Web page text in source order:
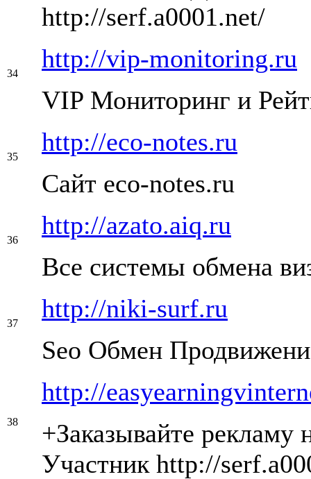
http://serf.a0001.net/
34
http://vip-monitoring.ru
VIP Мониторинг и
35
http://eco-notes.ru
Сайт eco-notes.ru
36
http://azato.aiq.ru
Все системы обмена
37
http://niki-surf.ru
Seo Обмен
38
http://
+Заказывайте рекламу
Участник http://